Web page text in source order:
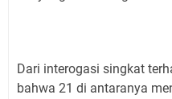
Dari interogasi singkat
bahwa 21 di antaranya